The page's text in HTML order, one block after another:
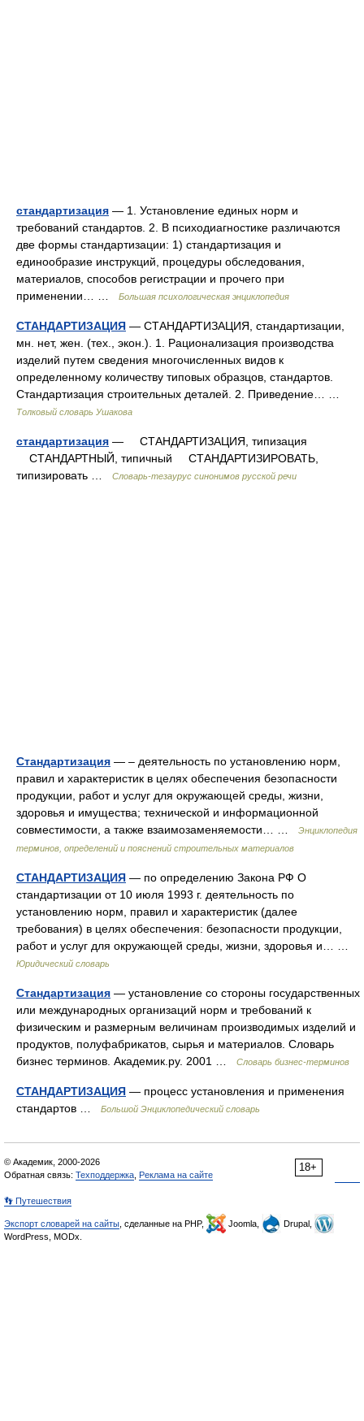
стандартизация — 1. Установление единых норм и
требований стандартов. 2. В психодиагностике различаются
две формы стандартизации: 1) стандартизация и
единообразие инструкций, процедуры обследования,
материалов, способов регистрации и прочего при
применении… …
Большая психологическая энциклопедия
СТАНДАРТИЗАЦИЯ — СТАНДАРТИЗАЦИЯ, стандартизации,
мн. нет, жен. (тех., экон.). 1. Рационализация производства
изделий путем сведения многочисленных видов к
определенному количеству типовых образцов, стандартов.
Стандартизация строительных деталей. 2. Приведение… …
Толковый словарь Ушакова
стандартизация — СТАНДАРТИЗАЦИЯ, типизация
СТАНДАРТНЫЙ, типичный СТАНДАРТИЗИРОВАТЬ,
типизировать …
Словарь-тезаурус синонимов русской речи
Стандартизация — – деятельность по установлению норм,
правил и характеристик в целях обеспечения безопасности
продукции, работ и услуг для окружающей среды, жизни,
здоровья и имущества; технической и информационной
совместимости, а также взаимозаменяемости… …
Энциклопедия
терминов, определений и пояснений строительных материалов
СТАНДАРТИЗАЦИЯ — по определению Закона РФ О
стандартизации от 10 июля 1993 г. деятельность по
установлению норм, правил и характеристик (далее
требования) в целях обеспечения: безопасности продукции,
работ и услуг для окружающей среды, жизни, здоровья и… …
Юридический словарь
Стандартизация — установление со стороны государственных
или международных организаций норм и требований к
физическим и размерным величинам производимых изделий и
продуктов, полуфабрикатов, сырья и материалов. Словарь
бизнес терминов. Академик.ру. 2001 …
Словарь бизнес-терминов
СТАНДАРТИЗАЦИЯ — процесс установления и применения
стандартов …
Большой Энциклопедический словарь
18+
© Академик, 2000-2026
Обратная связь: Техподдержка Реклама на сайте
👣 Путешествия
Экспорт словарей на сайты , сделанные на PHP, Joomla,
Drupal,
WordPress, MODx.